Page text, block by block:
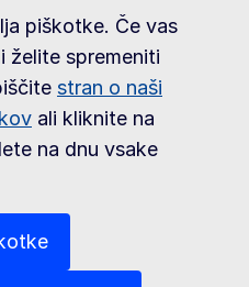
piškotke. Če vas
želite spremeniti
stran o naši
ali kliknite na
na dnu vsake